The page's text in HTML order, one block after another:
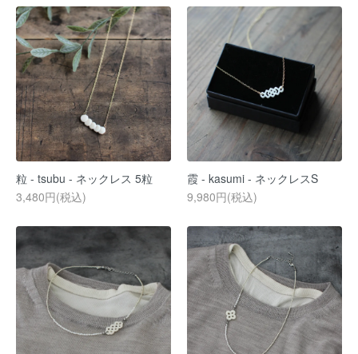
粒 - tsubu - ネックレス 5粒
3,480円(税込)
霞 - kasumi - ネックレスS
9,980円(税込)